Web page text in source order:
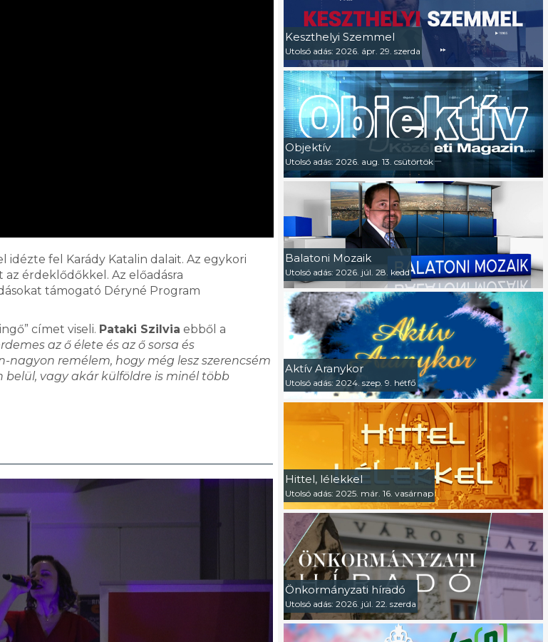
idézte fel Karády Katalin dalait. Az egykori
érdeklődőkkel. Az előadásra
támogató Déryné Program
címet viseli. Pataki Szilvia ebből a
az ő élete és az ő sorsa és
nagyon remélem, hogy még lesz szerencsém
vagy akár külföldre is minél több
Keszthelyi Szemmel
Utolsó adás: 2026. ápr. 29. szerda
Objektív
Utolsó adás: 2026. aug. 13. csütörtök
Balatoni Mozaik
Utolsó adás: 2026. júl. 28. kedd
Aktív Aranykor
Utolsó adás: 2024. szep. 9. hétfő
Hittel, lélekkel
Utolsó adás: 2025. már. 16. vasárnap
Önkormányzati híradó
Utolsó adás: 2026. júl. 22. szerda